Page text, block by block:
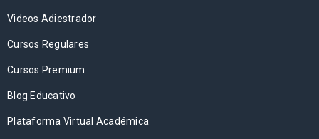
Videos Adiestrador
Cursos Regulares
Cursos Premium
Blog Educativo
Plataforma Virtual Académica